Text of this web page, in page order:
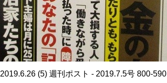
2019.6.26 (5) 週刊ポスト - 2019.7.5号 800-590